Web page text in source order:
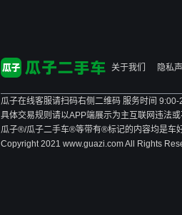
关于我们
隐私
瓜子在线客服请扫码右侧二维码 服务时间
具体交易规则请以APP端展示为主 互联网违法
瓜子®/瓜子二手车®等带有®标记的内容均是车
Copyright 2021 www.guazi.com All Rights